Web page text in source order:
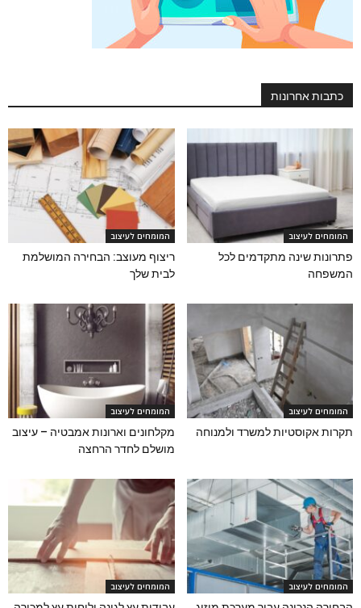
כתבות אחרונות
המומחים לעיצוב
פתרונות שינה מתקדמים לכל
המשפחה
המומחים לעיצוב
ריצוף מעוצב: הבחירה המושלמת
לבית שלך
המומחים לעיצוב
תקרות אקוסטיות למשרד ולמנוחה
המומחים לעיצוב
מקלחונים וארונות אמבטיה – עיצוב
מושלם לחדר הרחצה
המומחים לעיצוב המומחים לעיצוב